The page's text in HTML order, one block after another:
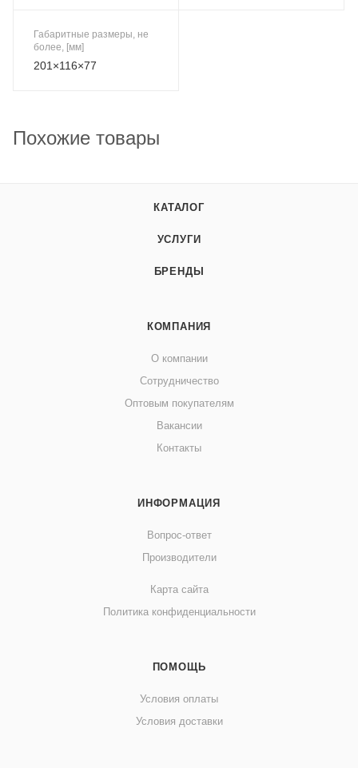
Габаритные размеры, не
более, [мм]
201×116×77
Похожие товары
КАТАЛОГ
УСЛУГИ
БРЕНДЫ
КОМПАНИЯ
О компании
Сотрудничество
Оптовым покупателям
Вакансии
Контакты
ИНФОРМАЦИЯ
Вопрос-ответ
Производители
Карта сайта
Политика конфиденциальности
ПОМОЩЬ
Условия оплаты
Условия доставки